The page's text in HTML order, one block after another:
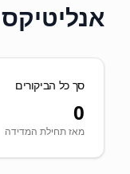
סך כל הביקורים
0
מאז תחילת המדידה